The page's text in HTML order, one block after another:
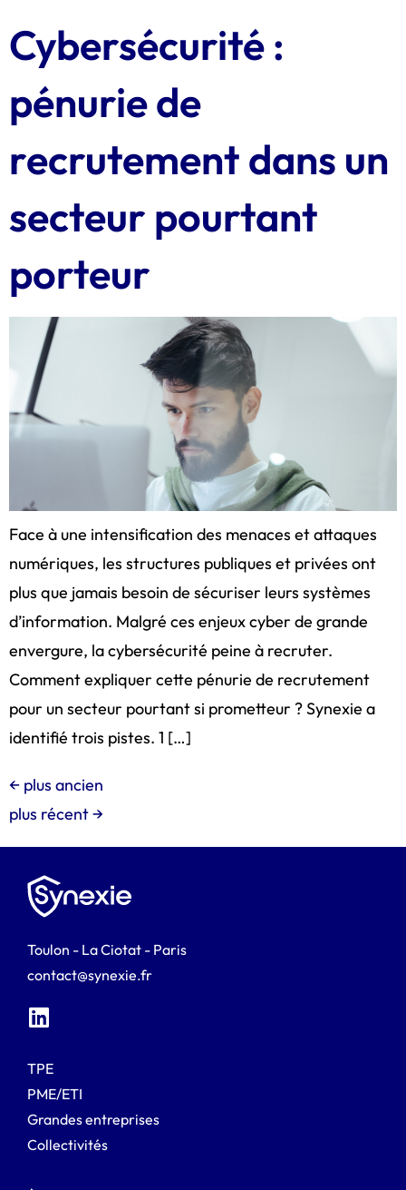
Cybersécurité :
pénurie de
recrutement dans un
secteur pourtant
porteur
Face à une intensification des menaces et attaques
numériques, les structures publiques et privées ont
plus que jamais besoin de sécuriser leurs systèmes
d’information. Malgré ces enjeux cyber de grande
envergure, la cybersécurité peine à recruter.
Comment expliquer cette pénurie de recrutement
pour un secteur pourtant si prometteur ? Synexie a
identifié trois pistes. 1 […]
← plus ancien
plus récent→
Toulon - La Ciotat - Paris
contact@synexie.fr
TPE
PME/ETI
Grandes entreprises
Collectivités